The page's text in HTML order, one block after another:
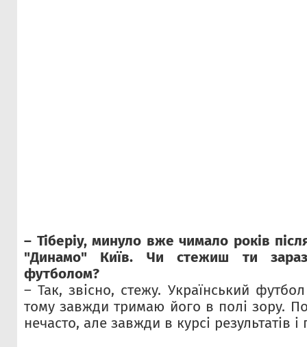
– Тіберіу, минуло вже чимало років
"Динамо" Київ. Чи стежиш ти зараз
футболом?
– Так, звісно, стежу. Український
тому завжди тримаю його в полі зору.
нечасто, але завжди в курсі результатів